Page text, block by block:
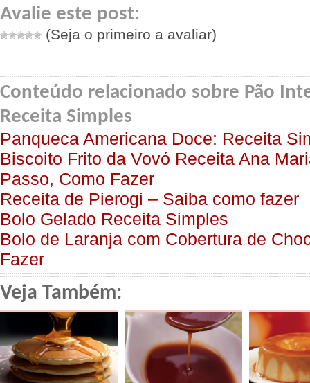
Avalie este post:
(Seja o primeiro a avaliar)
Conteúdo relacionado sobre Pão
Receita Simples
Panqueca Americana Doce: Receita
Biscoito Frito da Vovó Receita Ana
Passo, Como Fazer
Receita de Pierogi – Saiba como fazer
Bolo Gelado Receita Simples
Bolo de Laranja com Cobertura de
Fazer
Veja Também: